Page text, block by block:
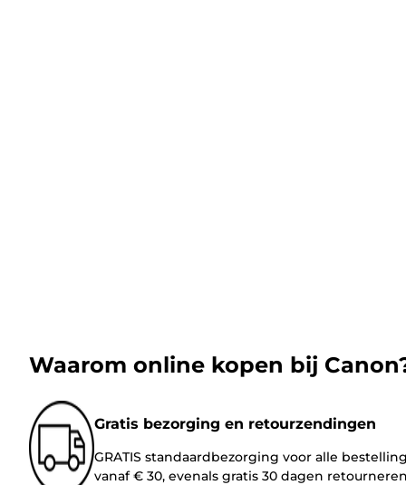
Waarom online kopen bij
Gratis bezorging en retourzendingen
GRATIS standaardbezorging voor alle
vanaf € 30, evenals gratis 30 dagen